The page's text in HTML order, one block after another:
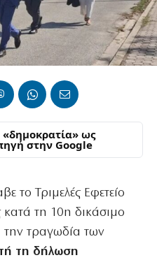
ως
στην Google
το Τριμελές Εφετείο
τη 10η δικάσιμο
την τραγωδία των
τη δήλωση